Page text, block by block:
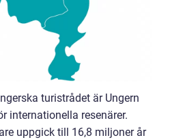
turistrådet är Ungern
internationella resenärer.
uppgick till 16,8 miljoner år